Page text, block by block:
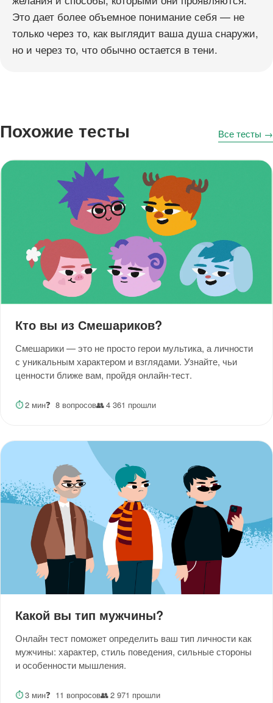
Это дает более объемное понимание себя — не
только через то, как выглядит ваша душа снаружи,
но и через то, что обычно остается в тени.
Похожие тесты Все тесты →
Кто вы из Смешариков?
Смешарики — это не просто герои мультика, а личности
с уникальным характером и взглядами. Узнайте, чьи
ценности ближе вам, пройдя онлайн-тест.
⏱2 мин❓ 8 вопросов👥4 361 прошли
Какой вы тип мужчины?
Онлайн тест поможет определить ваш тип личности как
мужчины: характер, стиль поведения, сильные стороны
и особенности мышления.
⏱3 мин❓ 11 вопросов👥2 971 прошли